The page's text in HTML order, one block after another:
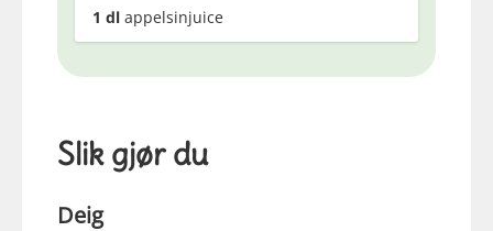
1 dl appelsinjuice
Slik gjør du
Deig